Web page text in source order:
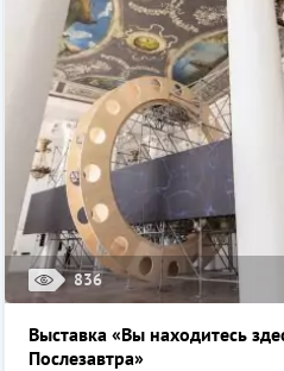
836
Выставка «Вы находитесь
Послезавтра»